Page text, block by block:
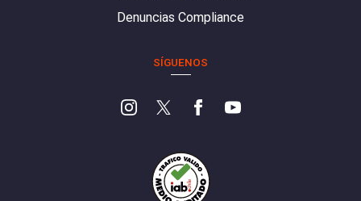
Denuncias Compliance
SÍGUENOS